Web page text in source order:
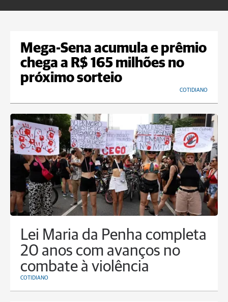
Mega-Sena acumula e prêmio
chega a R$ 165 milhões no
próximo sorteio
COTIDIANO
Lei Maria da Penha completa
20 anos com avanços no
combate à violência
COTIDIANO